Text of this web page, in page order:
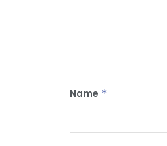
Name *